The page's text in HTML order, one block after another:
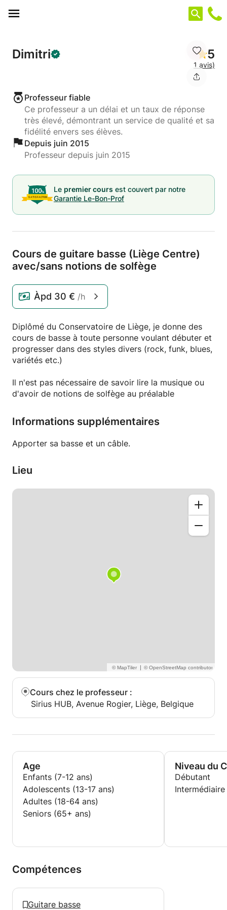
Dimitri 5
1 avis)
Professeur fiable
Ce professeur a un délai et un taux de réponse
très élevé, démontrant un service de qualité et sa
fidélité envers ses élèves.
Depuis juin 2015
Professeur depuis juin 2015
Le premier cours est couvert par notre
Garantie Le-Bon-Prof
Cours de guitare basse (Liège Centre)
avec/sans notions de solfège
Àpd 30 € /h
Diplômé du Conservatoire de Liège, je donne des
cours de basse à toute personne voulant débuter et
progresser dans des styles divers (rock, funk, blues,
variétés etc.)
Il n'est pas nécessaire de savoir lire la musique ou
d'avoir de notions de solfège au préalable
Informations supplémentaires
Apporter sa basse et un câble.
Lieu
|
Cours chez le professeur :
Sirius HUB, Avenue Rogier, Liège, Belgique
Age
Enfants (7-12 ans)
Adolescents (13-17 ans)
Adultes (18-64 ans)
Seniors (65+ ans)
Niveau du
Débutant
Intermédiaire
Compétences
Guitare basse